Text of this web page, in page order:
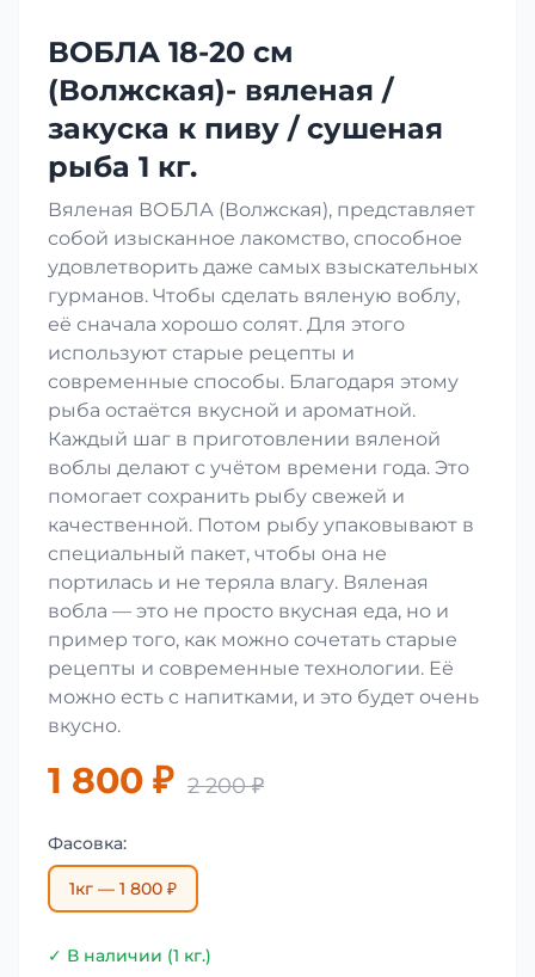
ВОБЛА 18-20 см
(Волжская)- вяленая /
закуска к пиву / сушеная
рыба 1 кг.
Вяленая ВОБЛА (Волжская), представляет
собой изысканное лакомство, способное
удовлетворить даже самых взыскательных
гурманов. Чтобы сделать вяленую воблу,
её сначала хорошо солят. Для этого
используют старые рецепты и
современные способы. Благодаря этому
рыба остаётся вкусной и ароматной.
Каждый шаг в приготовлении вяленой
воблы делают с учётом времени года. Это
помогает сохранить рыбу свежей и
качественной. Потом рыбу упаковывают в
специальный пакет, чтобы она не
портилась и не теряла влагу. Вяленая
вобла — это не просто вкусная еда, но и
пример того, как можно сочетать старые
рецепты и современные технологии. Её
можно есть с напитками, и это будет очень
вкусно.
1 800 ₽ 2 200 ₽
Фасовка:
1кг — 1 800 ₽
✓ В наличии (1 кг.)